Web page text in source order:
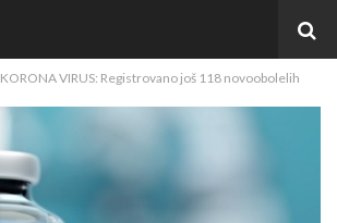
KORONA VIRUS: Registrovano još 118 novoobolelih